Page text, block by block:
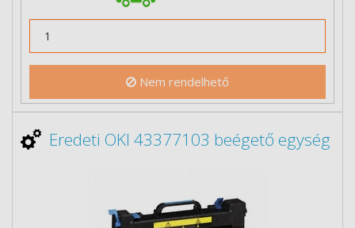
Nem rendelhető
Eredeti OKI 43377103 beégető egység